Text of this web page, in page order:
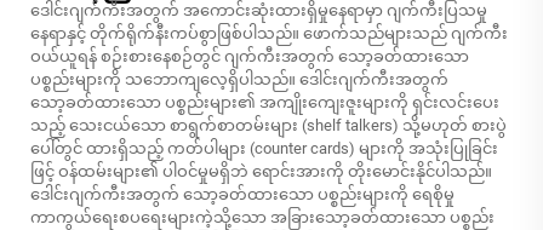
ဒေါင်းဂျက်ကီးအတွက် အကောင်းဆုံးထားရှိမှုနေရာမှာ ဂျက်ကီးပြသမှု
နေရာနှင့် တိုက်ရိုက်နီးကပ်စွာဖြစ်ပါသည်။ ဖောက်သည်များသည် ဂျက်ကီး
ဝယ်ယူရန် စဉ်းစားနေစဉ်တွင် ဂျက်ကီးအတွက် သော့ခတ်ထားသော
ပစ္စည်းများကို သဘောကျလေ့ရှိပါသည်။ ဒေါင်းဂျက်ကီးအတွက်
သော့ခတ်ထားသော ပစ္စည်းများ၏ အကျိုးကျေးဇူးများကို ရှင်းလင်းပေး
သည့် သေးငယ်သော စာရွက်စာတမ်းများ (shelf talkers) သို့မဟုတ် စားပွဲ
ပေါ်တွင် ထားရှိသည့် ကတ်ပါများ (counter cards) များကို အသုံးပြုခြင်း
ဖြင့် ဝန်ထမ်းများ၏ ပါဝင်မှုမရှိဘဲ ရောင်းအားကို တိုးမောင်းနိုင်ပါသည်။
ဒေါင်းဂျက်ကီးအတွက် သော့ခတ်ထားသော ပစ္စည်းများကို ရေစိုမှု
ကာကွယ်ရေးစပရေးများကဲ့သို့သော အခြားသော့ခတ်ထားသော ပစ္စည်း